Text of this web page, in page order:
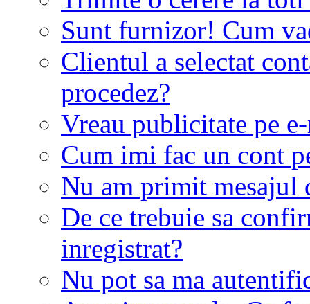
Sunt furnizor! Cum
Clientul a selectat
procedez?
Vreau publicitate pe
Cum imi fac un cont
Nu am primit mesajul
De ce trebuie sa
inregistrat?
Nu pot sa ma